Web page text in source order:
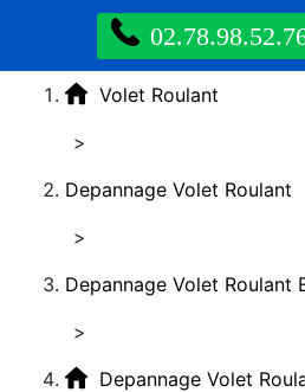
Volet Roulant
>
Depannage Volet Roulant
>
Depannage Volet Roulant
>
Depannage Volet